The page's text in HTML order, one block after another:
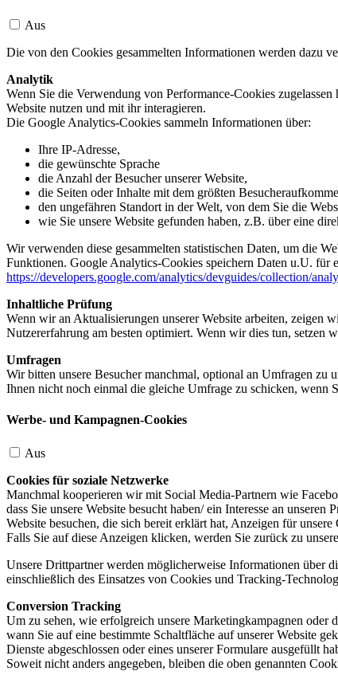
Aus
Die von den Cookies gesammelten Informationen werden dazu
Analytik
Wenn Sie die Verwendung von Performance-Cookies
Website nutzen und mit ihr interagieren.
Die Google Analytics-Cookies sammeln Informationen über:
Ihre IP-Adresse,
die gewünschte Sprache
die Anzahl der Besucher unserer Website,
die Seiten oder Inhalte mit dem größten
den ungefähren Standort in der Welt, von dem Sie die
wie Sie unsere Website gefunden haben, z.B. über eine
Wir verwenden diese gesammelten statistischen Daten, um die
Funktionen. Google Analytics-Cookies speichern Daten u.U.
https://developers.google.com/analytics/devguides/collection/
Inhaltliche Prüfung
Wenn wir an Aktualisierungen unserer Website arbeiten, zeigen
Nutzererfahrung am besten optimiert. Wenn wir dies tun, setzen
Umfragen
Wir bitten unsere Besucher manchmal, optional an Umfragen zu
Ihnen nicht noch einmal die gleiche Umfrage zu schicken, wenn
Werbe- und Kampagnen-Cookies
Aus
Cookies für soziale Netzwerke
Manchmal kooperieren wir mit Social Media-Partnern wie
dass Sie unsere Website besucht haben/ ein Interesse an
Website besuchen, die sich bereit erklärt hat, Anzeigen für
Falls Sie auf diese Anzeigen klicken, werden Sie zurück zu
Unsere Drittpartner werden möglicherweise Informationen über
einschließlich des Einsatzes von Cookies und Tracking-
Conversion Tracking
Um zu sehen, wie erfolgreich unsere Marketingkampagnen
wann Sie auf eine bestimmte Schaltfläche auf unserer Website
Dienste abgeschlossen oder eines unserer Formulare ausgefüllt
Soweit nicht anders angegeben, bleiben die oben genannten